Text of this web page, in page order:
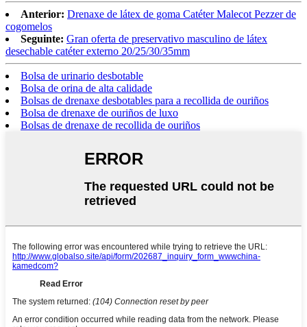
Anterior: Drenaxe de látex de goma Catéter Malecot Pezzer de
cogomelos
Seguinte: Gran oferta de preservativo masculino de látex
desechable catéter externo 20/25/30/35mm
Bolsa de urinario desbotable
Bolsa de orina de alta calidade
Bolsas de drenaxe desbotables para a recollida de ouriños
Bolsa de drenaxe de ouriños de luxo
Bolsas de drenaxe de recollida de ouriños